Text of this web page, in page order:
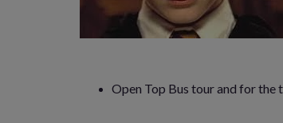
Open Top Bus tour and for the